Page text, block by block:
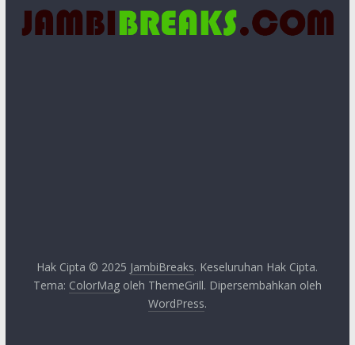
Hak Cipta © 2025 JambiBreaks. Keseluruhan Hak Cipta.
Tema: ColorMagoleh ThemeGrill. Dipersembahkan oleh
WordPress.